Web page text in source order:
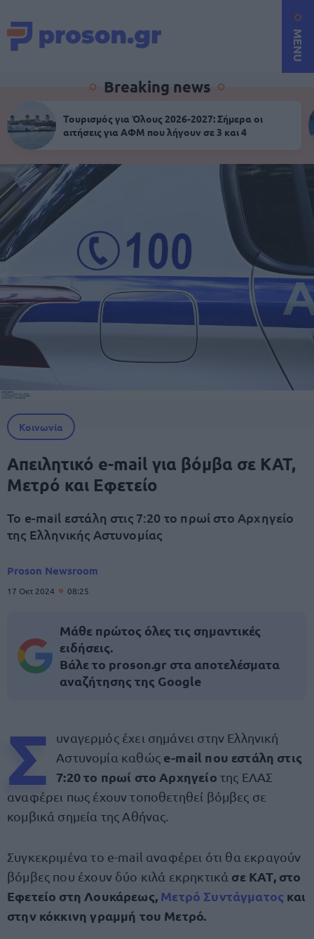
MENU
Breaking news
Τουρισμός για Όλους 2026-2027: Σήμερα οι
αιτήσεις για ΑΦΜ που λήγουν σε 3 και 4
Κοινωνία
Απειλητικό e-mail για βόμβα σε ΚΑΤ,
Μετρό και Εφετείο
Το e-mail εστάλη στις 7:20 το πρωί στο Αρχηγείο
της Ελληνικής Αστυνομίας
Proson Newsroom
17 Οκτ 2024 08:25
Μάθε πρώτος όλες τις σημαντικές
ειδήσεις.
Βάλε το proson.gr στα αποτελέσματα
αναζήτησης της Google
Σ
υναγερμός έχει σημάνει στην Ελληνική
Αστυνομία καθώς e-mail που εστάλη στις
7:20 το πρωί στο Αρχηγείο της ΕΛΑΣ
αναφέρει πως έχουν τοποθετηθεί βόμβες σε
κομβικά σημεία της Αθήνας.
Συγκεκριμένα το e-mail αναφέρει ότι θα εκραγούν
βόμβες που έχουν δύο κιλά εκρηκτικά σε ΚΑΤ, στο
Εφετείο στη Λουκάρεως, Μετρό Συντάγματος και
στην κόκκινη γραμμή του Μετρό.